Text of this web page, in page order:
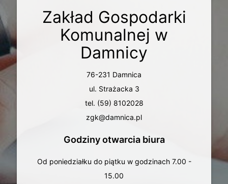
Zakład Gospodarki
Komunalnej w
Damnicy
76-231 Damnica
ul. Strażacka 3
tel. (59) 8102028
zgk@damnica.pl
Godziny otwarcia biura
Od poniedziałku do piątku w godzinach 7.00 -
15.00